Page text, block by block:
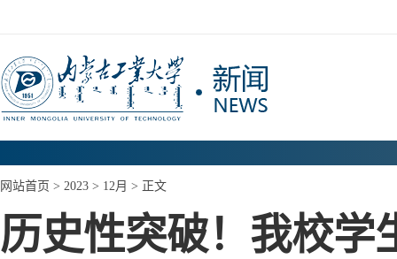
网站首页 > 2023 > 12月 > 正文
历史性突破！我校学